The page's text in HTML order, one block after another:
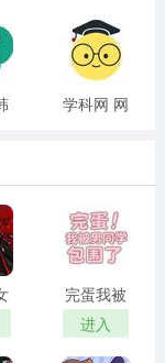
研发机构之一，
更短的时间内掌
松获取到最新考
多不同专业的最
识点展示，让有
要考的内容，可
学科网 网
完蛋我被
男同学包
围了 正版
进入